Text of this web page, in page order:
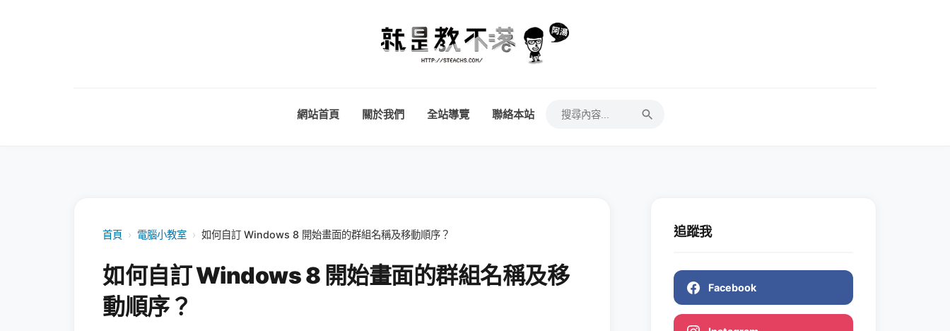
網站首頁 關於我們 全站導覽 聯絡本站
首頁 › 電腦小教室 › 如何自訂 Windows 8 開始畫面的群組名稱及移動順序？
如何自訂 Windows 8 開始畫面的群組名稱及移
動順序？
追蹤我
Facebook